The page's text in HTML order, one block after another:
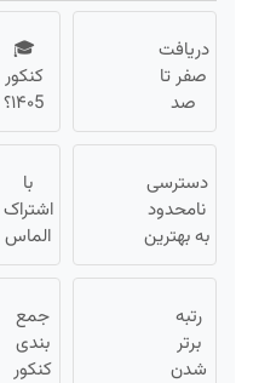
دریافت
صفر تا
صد
دوره
رایگان (
رشته
ریاضی،
تجربی،
🎓
کنکور
۱۴۰5؟
ماز
و تو یک
هفتع
جمع
میکنه
دسترسی
نامحدود
به بهترین
آموزش‌ها
کنکور
با
اشتراک
الماس
ماز
نتیجه
رو در
کنکور
رتبه
برتر
شدن
جمع
بندی
کنکور